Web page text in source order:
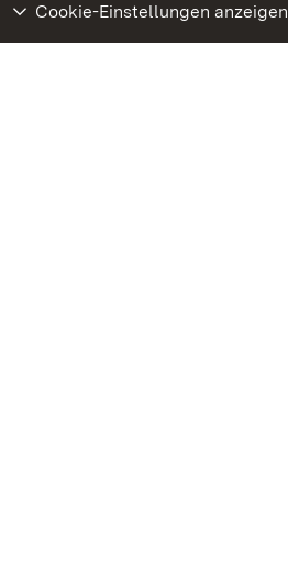
Cookie-Einstellungen anzeigen
Weiteres